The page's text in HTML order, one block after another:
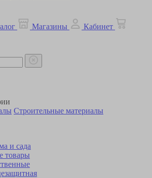
Магазины
Кабинет
Строительные материалы
и сада
товары